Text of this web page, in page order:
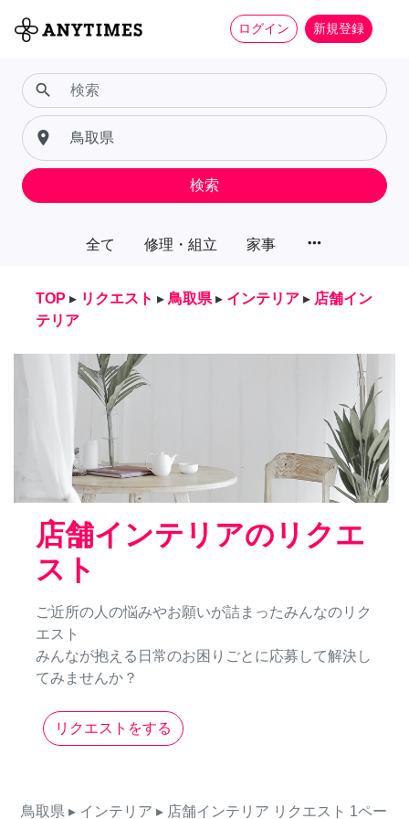
ログイン 新規登録
全て 修理・組立 家事 more_horiz
search
place
検索
TOP ▸ リクエスト ▸ 鳥取県 ▸ インテリア ▸ 店舗イン
テリア
店舗インテリアのリクエ
スト
ご近所の人の悩みやお願いが詰まったみんなのリク
エスト
みんなが抱える日常のお困りごとに応募して解決し
てみませんか？
リクエストをする
鳥取県 ▸ インテリア ▸ 店舗インテリア リクエスト 1ペー